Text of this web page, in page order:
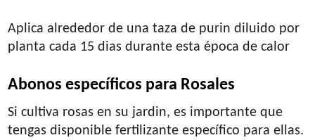
Aplica alrededor de una taza de purin diluido por
planta cada 15 dias durante esta época de calor
Abonos específicos para Rosales
Si cultiva rosas en su jardin, es importante que
tengas disponible fertilizante específico para ellas.